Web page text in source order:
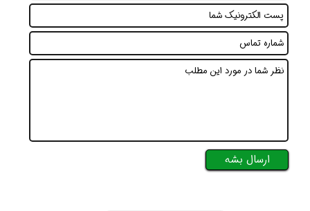
ارسال بشه